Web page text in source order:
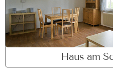
Haus am